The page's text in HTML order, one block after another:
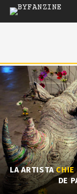
LA ARTISTACHIE
DE